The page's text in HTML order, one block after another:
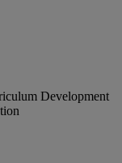
Development